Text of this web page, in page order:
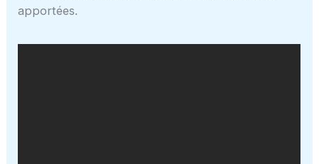
apportées.